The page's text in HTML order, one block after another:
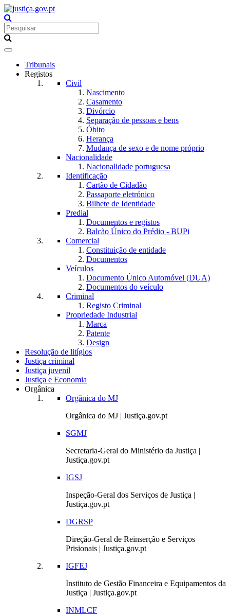
Toggle
navigationTribunais
Registos
Civil
Nascimento
Casamento
Divórcio
Separação de pessoas e bens
Óbito
Herança
Mudança de sexo e de nome próprio
Nacionalidade
Nacionalidade portuguesa
Identificação
Cartão de Cidadão
Passaporte eletrónico
Bilhete de Identidade
Predial
Documentos e registos
Balcão Único do Prédio - BUPi
Comercial
Constituição de entidade
Documentos
Veículos
Documento Único Automóvel (DUA)
Documentos do veículo
Criminal
Registo Criminal
Propriedade Industrial
Marca
Patente
Design
Resolução de litígios
Justiça criminal
Justiça juvenil
Justiça e Economia
Orgânica
Orgânica do MJ
Orgânica do MJ | Justiça.gov.pt
SGMJ
Secretaria-Geral do Ministério da Justiça |
Justiça.gov.pt
IGSJ
Inspeção-Geral dos Serviços de Justiça |
Justiça.gov.pt
DGRSP
Direção-Geral de Reinserção e Serviços
Prisionais | Justiça.gov.pt
IGFEJ
Instituto de Gestão Financeira e Equipamentos da
Justiça | Justiça.gov.pt
INMLCF